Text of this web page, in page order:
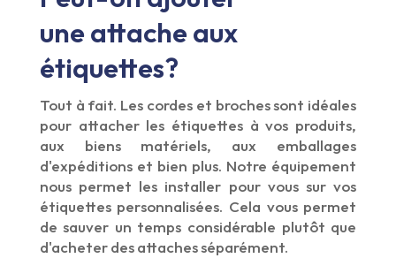
une attache aux
étiquettes?
Tout à fait. Les cordes et broches sont idéales
pour attacher les étiquettes à vos produits,
aux biens matériels, aux emballages
d'expéditions et bien plus. Notre équipement
nous permet les installer pour vous sur vos
étiquettes personnalisées. Cela vous permet
de sauver un temps considérable plutôt que
d'acheter des attaches séparément.